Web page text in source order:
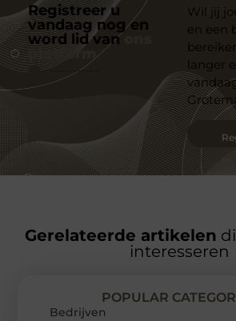
Registreer u
vandaag nog en
word lid van
platform
Wil jij
en een
langer
Gerelateerde artikelen
interesseren
POPULAR
Bedrijven